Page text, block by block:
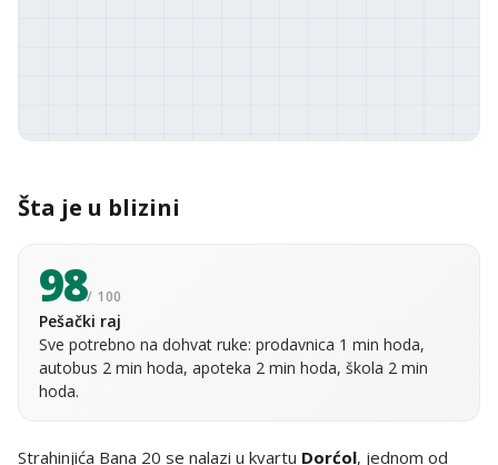
Šta je u blizini
98/ 100
Pešački raj
Sve potrebno na dohvat ruke: prodavnica 1 min hoda,
autobus 2 min hoda, apoteka 2 min hoda, škola 2 min
hoda.
Strahinjića Bana 20 se nalazi u kvartu Dorćol, jednom od